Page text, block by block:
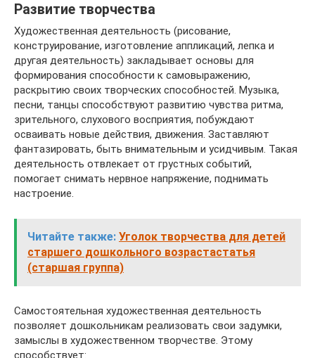
Развитие творчества
Художественная деятельность (рисование,
конструирование, изготовление аппликаций, лепка и
другая деятельность) закладывает основы для
формирования способности к самовыражению,
раскрытию своих творческих способностей. Музыка,
песни, танцы способствуют развитию чувства ритма,
зрительного, слухового восприятия, побуждают
осваивать новые действия, движения. Заставляют
фантазировать, быть внимательным и усидчивым. Такая
деятельность отвлекает от грустных событий,
помогает снимать нервное напряжение, поднимать
настроение.
Читайте также: Уголок творчества для детей
старшего дошкольного возрастастатья
(старшая группа)
Самостоятельная художественная деятельность
позволяет дошкольникам реализовать свои задумки,
замыслы в художественном творчестве. Этому
способствует: